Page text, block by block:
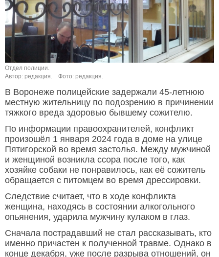
Отдел полиции.
Автор: редакция.
Фото: редакция.
В Воронеже полицейские задержали 45-летнюю
местную жительницу по подозрению в причинении
тяжкого вреда здоровью бывшему сожителю.
По информации правоохранителей, конфликт
произошёл 1 января 2024 года в доме на улице
Пятигорской во время застолья. Между мужчиной
и женщиной возникла ссора после того, как
хозяйке собаки не понравилось, как её сожитель
обращается с питомцем во время дрессировки.
Следствие считает, что в ходе конфликта
женщина, находясь в состоянии алкогольного
опьянения, ударила мужчину кулаком в глаз.
Сначала пострадавший не стал рассказывать, кто
именно причастен к полученной травме. Однако в
конце декабря, уже после разрыва отношений, он